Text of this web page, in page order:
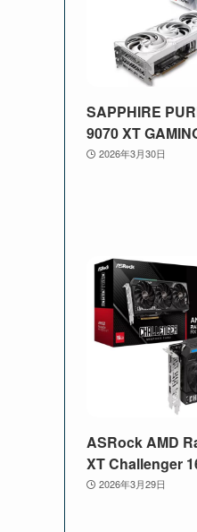
SAPPHIRE
9070 XT
2026年3月30日
ASRock AMD
XT Challenger
2026年3月29日